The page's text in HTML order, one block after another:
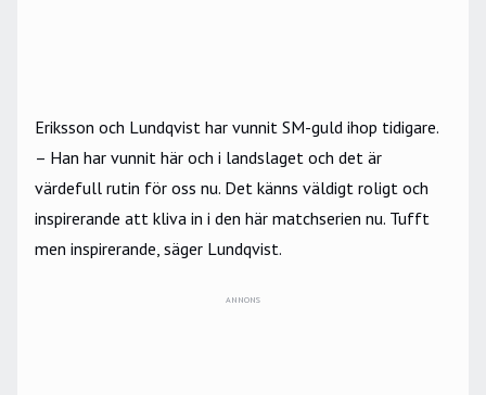
Eriksson och Lundqvist har vunnit SM-guld ihop tidigare.
– Han har vunnit här och i landslaget och det är
värdefull rutin för oss nu. Det känns väldigt roligt och
inspirerande att kliva in i den här matchserien nu. Tufft
men inspirerande, säger Lundqvist.